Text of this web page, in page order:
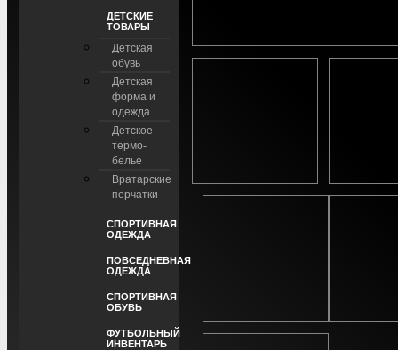
ДЕТСКИЕ
ТОВАРЫ
Детская
обувь
Детская
форма и
одежда
Детское
термо-
белье
Вратарские
перчатки
СПОРТИВНАЯ
ОДЕЖДА
ПОВСЕДНЕВНАЯ
ОДЕЖДА
СПОРТИВНАЯ
ОБУВЬ
ФУТБОЛЬНЫЙ
ИНВЕНТАРЬ